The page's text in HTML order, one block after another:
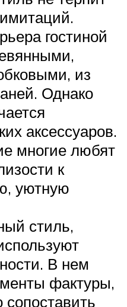
гостиной
из
Однако
аксессуаров.
многие любят
к
уютную
стиль,
В нем
фактуры,